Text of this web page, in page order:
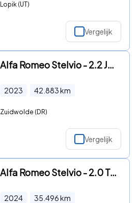
Lopik (UT)
Vergelijk
Alfa Romeo Stelvio - 2.2 JTD Super BTW auto
2023 42.883km
Zuidwolde (DR)
Vergelijk
Alfa Romeo Stelvio - 2.0 Turbo 280 PK AWD Veloce | Navi | Harman | Driver | BTW |
2024 35.496km